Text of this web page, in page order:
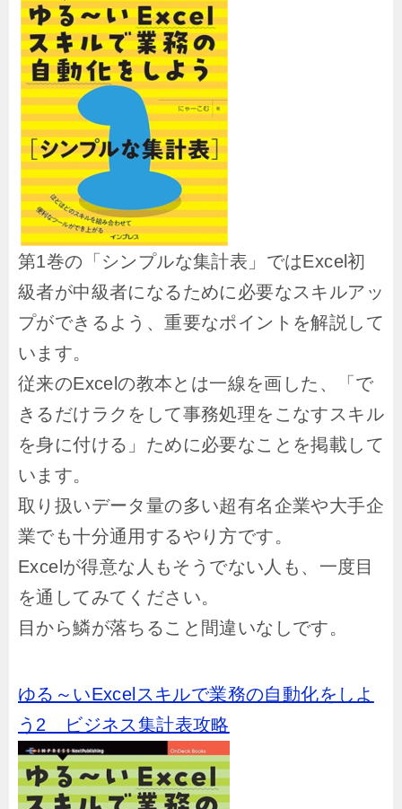
第1巻の「シンプルな集計表」ではExcel初
級者が中級者になるために必要なスキルアッ
プができるよう、重要なポイントを解説して
います。
従来のExcelの教本とは一線を画した、「で
きるだけラクをして事務処理をこなすスキル
を身に付ける」ために必要なことを掲載して
います。
取り扱いデータ量の多い超有名企業や大手企
業でも十分通用するやり方です。
Excelが得意な人もそうでない人も、一度目
を通してみてください。
目から鱗が落ちること間違いなしです。
ゆる～いExcelスキルで業務の自動化をしよ
う2 ビジネス集計表攻略